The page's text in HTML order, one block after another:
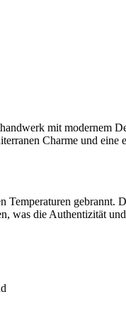
mit modernem
Charme und
gebrannt.
was die Authentizität